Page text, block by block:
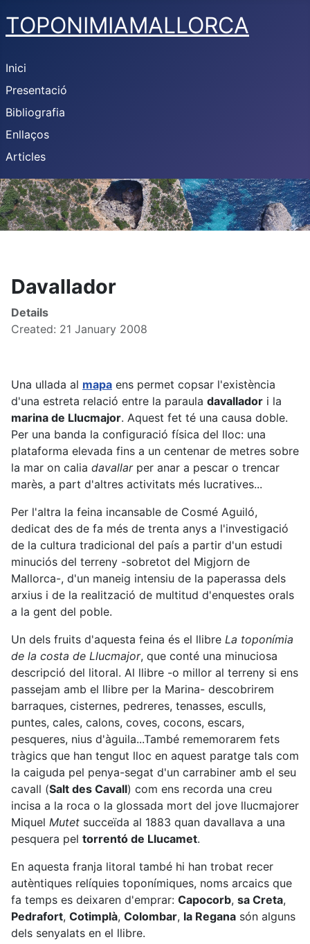
TOPONIMIAMALLORCA
Inici
Presentació
Bibliografia
Enllaços
Articles
Davallador
Details
Created: 21 January 2008
Una ullada al mapa ens permet copsar l'existència
d'una estreta relació entre la paraula davallador i la
marina de Llucmajor. Aquest fet té una causa doble.
Per una banda la configuració física del lloc: una
plataforma elevada fins a un centenar de metres sobre
la mar on calia davallarper anar a pescar o trencar
marès, a part d'altres activitats més lucratives...
Per l'altra la feina incansable de Cosmé Aguiló,
dedicat des de fa més de trenta anys a l'investigació
de la cultura tradicional del país a partir d'un estudi
minuciós del terreny -sobretot del Migjorn de
Mallorca-, d'un maneig intensiu de la paperassa dels
arxius i de la realització de multitud d'enquestes orals
a la gent del poble.
Un dels fruits d'aquesta feina és el llibre La toponímia
de la costa de Llucmajor, que conté una minuciosa
descripció del litoral. Al llibre -o millor al terreny si ens
passejam amb el llibre per la Marina- descobrirem
barraques, cisternes, pedreres, tenasses, esculls,
puntes, cales, calons, coves, cocons, escars,
pesqueres, nius d'àguila...També rememorarem fets
tràgics que han tengut lloc en aquest paratge tals com
la caiguda pel penya-segat d'un carrabiner amb el seu
cavall (Salt des Cavall) com ens recorda una creu
incisa a la roca o la glossada mort del jove llucmajorer
Miquel Mutet succeïda al 1883 quan davallava a una
pesquera pel torrentó de Llucamet.
En aquesta franja litoral també hi han trobat recer
autèntiques relíquies toponímiques, noms arcaics que
fa temps es deixaren d'emprar: Capocorb, sa Creta,
Pedrafort, Cotimplà, Colombar, la Regana són alguns
dels senyalats en el llibre.